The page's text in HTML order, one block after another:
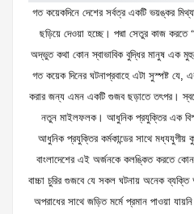
গত কয়েকদিনে দেশের সর্বত্র একটি ভয়ঙ্কর
ছড়িয়ে দেওয়া হচ্ছে। পদ্মা সেতুর কাজ
অদ্ভুত কথা কোন স্বাভাবিক বুদ্ধির মানুষ এক
গত কয়েক দিনের ঘটনাপ্রবাহে এটা সুস্পষ্ট যে,
করার জন্য এমন একটি গুজব ছড়াতে তৎপর।
নতুন মাইলফলক। আধুনিক প্রযুক্তির এক
আধুনিক প্রযুক্তির কর্মকান্ডের সাথে
বাংলাদেশের এই অর্জনকে কলঙ্কিত করতে
বাচ্চা চুরির গুজবে যে সকল ঘটনায় অনেক
অপরাধের সাথে জড়িত মর্মে প্রমান পাওয়া